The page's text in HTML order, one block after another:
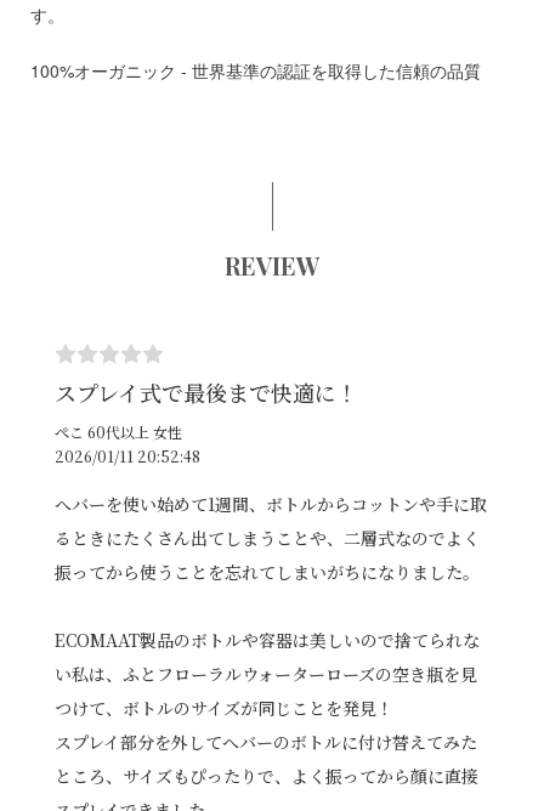
す。
100%オーガニック - 世界基準の認証を取得した信頼の品質
REVIEW
スプレイ式で最後まで快適に！
ぺこ 60代以上 女性
2026/01/11 20:52:48
へバーを使い始めて1週間、ボトルからコットンや手に取
るときにたくさん出てしまうことや、二層式なのでよく
振ってから使うことを忘れてしまいがちになりました。
ECOMAAT製品のボトルや容器は美しいので捨てられな
い私は、ふとフローラルウォーターローズの空き瓶を見
つけて、ボトルのサイズが同じことを発見！
スプレイ部分を外してへバーのボトルに付け替えてみた
ところ、サイズもぴったりで、よく振ってから顔に直接